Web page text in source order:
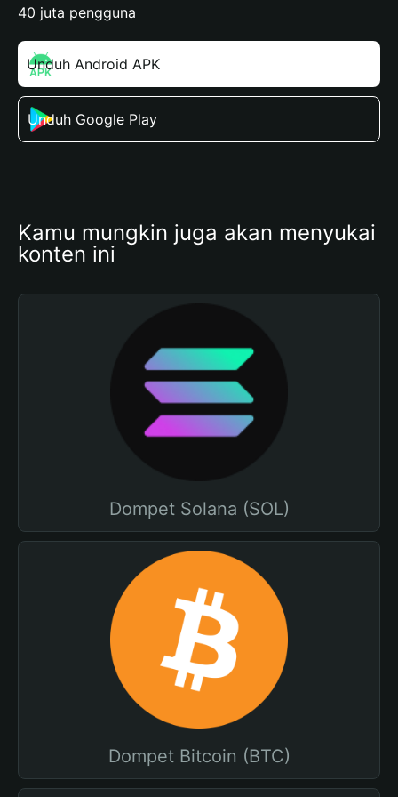
40 juta pengguna
Unduh Android APK
Unduh Google Play
Kamu mungkin juga akan menyukai
konten ini
Dompet Solana (SOL)
Dompet Bitcoin (BTC)